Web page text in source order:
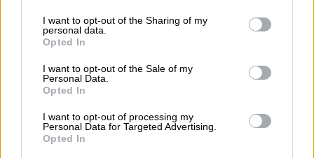
not limited to your visit or usage behaviour. You may click to
grant or deny consent to Google and its third-party tags to
use your data for below specified purposes in below Google
consent section.
I want to opt-out of the Sharing of my
personal data.
Opted In
I want to opt-out of the Sale of my
Personal Data.
Opted In
I want to opt-out of processing my
Personal Data for Targeted Advertising.
Opted In
Ωστόσο, η αστυνομία του Μαϊάμι αναφέρει
πως ο 42χρονος Λευκορώσος δεν υπέστη
μπαλκόνι! Μάλιστα γίνεται λόγος για
αυτοκτονία καθώς όπως αναφέρεται στην
έκθεση «δεν υπάρχει υποψία σπρωξίματος».
Η έκθεση της αστυνομίας